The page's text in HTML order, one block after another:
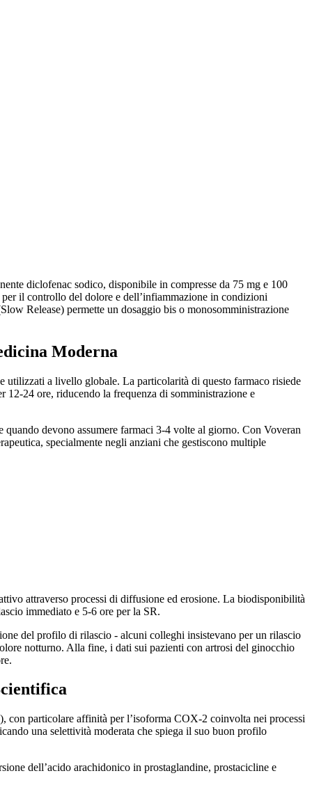
diclofenac sodico, disponibile in compresse da 75 mg e 100
il controllo del dolore e dell’infiammazione in condizioni
Release) permette un dosaggio bis o monosomministrazione
Moderna
utilizzati a livello globale. La particolarità di questo farmaco risiede
12-24 ore, riducendo la frequenza di somministrazione e
devono assumere farmaci 3-4 volte al giorno. Con Voveran
specialmente negli anziani che gestiscono multiple
attraverso processi di diffusione ed erosione. La biodisponibilità
immediato e 5-6 ore per la SR.
del profilo di rilascio - alcuni colleghi insistevano per un rilascio
notturno. Alla fine, i dati sui pazienti con artrosi del ginocchio
con particolare affinità per l’isoforma COX-2 coinvolta nei processi
una selettività moderata che spiega il suo buon profilo
dell’acido arachidonico in prostaglandine, prostacicline e